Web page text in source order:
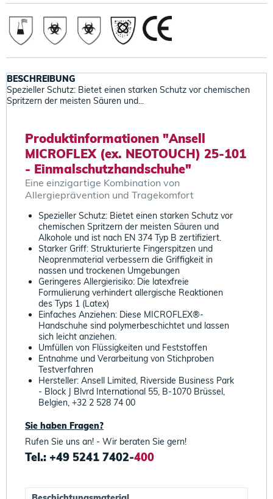
BESCHREIBUNG
Spezieller Schutz: Bietet einen starken Schutz vor chemischen
Spritzern der meisten Säuren und...
Produktinformationen "Ansell
MICROFLEX (ex. NEOTOUCH) 25-101
- Einmalschutzhandschuhe"
Eine einzigartige Kombination von
Allergieprävention und Tragekomfort
Spezieller Schutz: Bietet einen starken Schutz vor
chemischen Spritzern der meisten Säuren und
Alkohole und ist nach EN 374 Typ B zertifiziert.
Starker Griff: Strukturierte Fingerspitzen und
Neoprenmaterial verbessern die Griffigkeit in
nassen und trockenen Umgebungen
Geringeres Allergierisiko: Die latexfreie
Formulierung verhindert allergische Reaktionen
des Typs 1 (Latex)
Einfaches Anziehen: Diese MICROFLEX®-
Handschuhe sind polymerbeschichtet und lassen
sich leicht anziehen.
Umfüllen von Flüssigkeiten und Feststoffen
Entnahme und Verarbeitung von Stichproben
Testverfahren
Hersteller: Ansell Limited, Riverside Business Park
- Block J Blvrd International 55, B-1070 Brüssel,
Belgien, +32 2 528 74 00
Sie haben Fragen?
Rufen Sie uns an! - Wir beraten Sie gern!
Tel.: +49 5241 7402-400